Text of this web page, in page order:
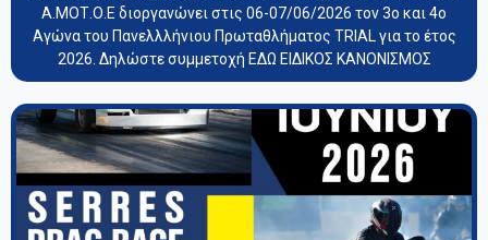
Α.ΜΟΤ.Ο.Ε διοργανώνει στις 06-07/06/2026 τον 3ο και 4ο
Αγώνα του Πανελλλήνιου Πρωταθλήματος TRIAL για το έτος
2026. Δηλώστε συμμετοχή ΕΔΩ ΕΙΔΙΚΟΣ ΚΑΝΟΝΙΣΜΟΣ